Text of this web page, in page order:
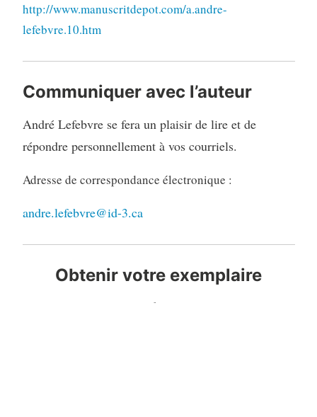
http://www.manuscritdepot.com/a.andre-
lefebvre.10.htm
Communiquer avec l’auteur
André Lefebvre se fera un plaisir de lire et de
répondre personnellement à vos courriels.
Adresse de correspondance électronique :
andre.lefebvre@id-3.ca
Obtenir votre exemplaire
L’Espace-Temps et la vie, essai – science,